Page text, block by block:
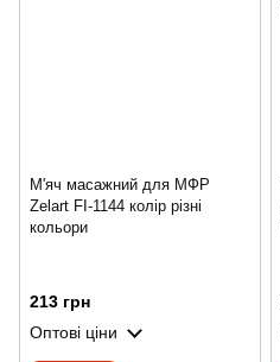
М'яч масажний для МФР
Zelart FI-1144 колір різні
кольори
213 грн
Оптові ціни